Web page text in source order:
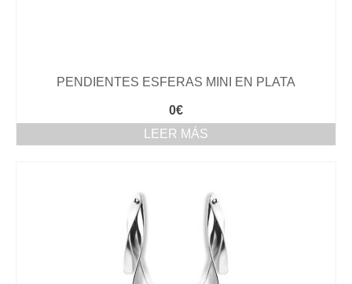
PENDIENTES ESFERAS MINI EN PLATA
0€
LEER MÁS